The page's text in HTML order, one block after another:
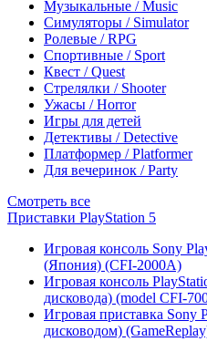
Музыкальные / Music
Симуляторы / Simulator
Ролевые / RPG
Спортивные / Sport
Квест / Quest
Стрелялки / Shooter
Ужасы / Horror
Игры для детей
Детективы / Detective
Платформер / Platformer
Для вечеринок / Party
Смотреть все
Приставки PlayStation 5
Игровая консоль Sony
(Япония) (CFI-2000A)
Игровая консоль
дисковода) (model CFI-
Игровая приставка Sony
дисководом)